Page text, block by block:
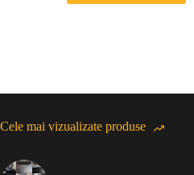
Cele mai vizualizate produse